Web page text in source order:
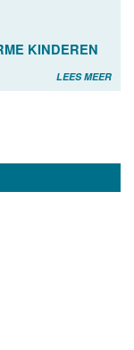
KINDEREN
LEES MEER